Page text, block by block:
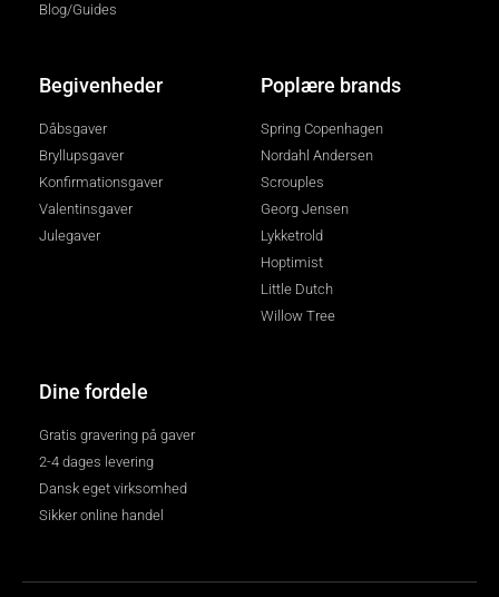
Blog/Guides
Begivenheder
Dåbsgaver
Bryllupsgaver
Konfirmationsgaver
Valentinsgaver
Julegaver
Poplære brands
Spring Copenhagen
Nordahl Andersen
Scrouples
Georg Jensen
Lykketrold
Hoptimist
Little Dutch
Willow Tree
Dine fordele
Gratis gravering på gaver
2-4 dages levering
Dansk eget virksomhed
Sikker online handel